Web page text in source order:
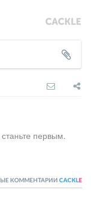
первым.
КОММЕНТАРИИ CACKL E